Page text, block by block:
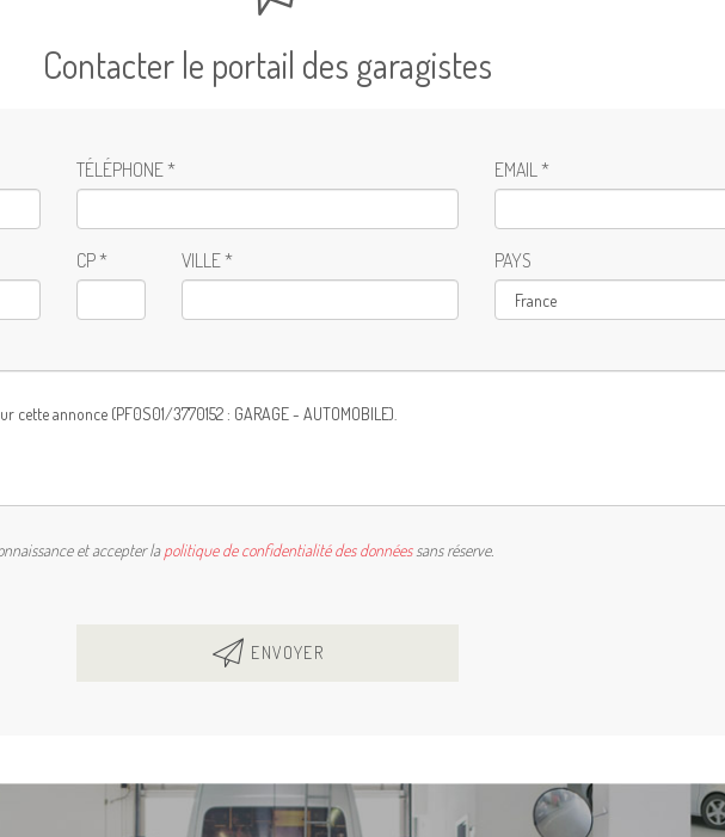
Contacter le portail des garagistes
TÉLÉPHONE * EMAIL *
CP * VILLE * PAYS
et accepter lapolitique de confidentialité des donnéessans réserve.
ENVOYER